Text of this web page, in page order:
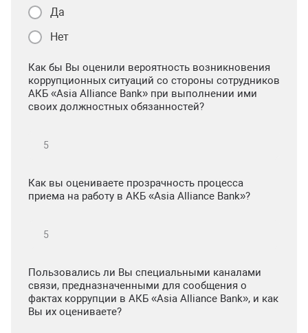
Да
Нет
Как бы Вы оценили вероятность возникновения
коррупционных ситуаций со стороны сотрудников
АКБ «Asia Alliance Bank» при выполнении ими
своих должностных обязанностей?
Как вы оцениваете прозрачность процесса
приема на работу в АКБ «Asia Alliance Bank»?
Пользовались ли Вы специальными каналами
связи, предназначенными для сообщения о
фактах коррупции в АКБ «Asia Alliance Bank», и как
Вы их оцениваете?